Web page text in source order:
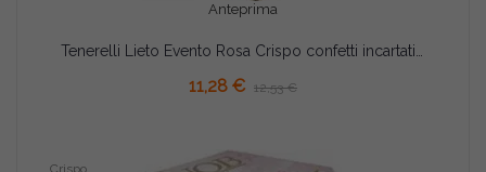
Anteprima
11,28 € 12,53 €
Crispo